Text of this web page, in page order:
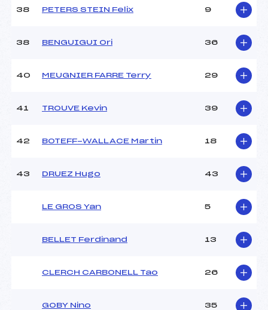
38 PETERS STEIN Felix 9
38 BENGUIGUI Ori 36
40 MEUGNIER FARRE Terry 29
41 TROUVE Kevin 39
42 BOTEFF-WALLACE Martin 18
43 DRUEZ Hugo 43
LE GROS Yan 5
BELLET Ferdinand 13
CLERCH CARBONELL Tao 26
GOBY Nino 35